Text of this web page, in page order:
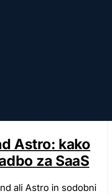
Astro: kako
za SaaS
ali Astro in sodobni